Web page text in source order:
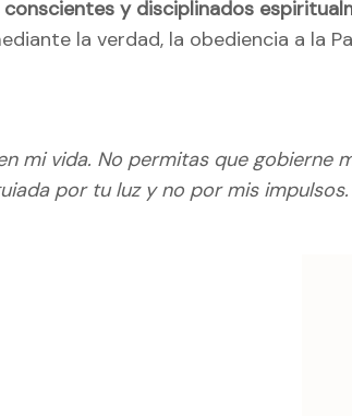
conscientes y disciplinados
la verdad, la obediencia a la
mi vida. No permitas que
por tu luz y no por mis impulsos.